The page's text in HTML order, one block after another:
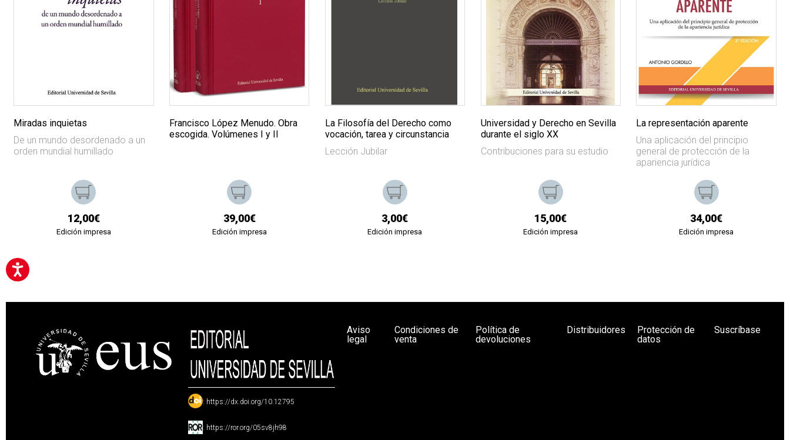
Miradas inquietas
De un mundo desordenado a un
orden mundial humillado
12,00€
Edición impresa
Francisco López Menudo. Obra
escogida. Volúmenes I y II
39,00€
Edición impresa
La Filosofía del Derecho como
vocación, tarea y circunstancia
Lección Jubilar
3,00€
Edición impresa
Universidad y Derecho en Sevilla
durante el siglo XX
Contribuciones para su estudio
15,00€
Edición impresa
La representación aparente
Una aplicación del principio
general de protección de la
apariencia jurídica
34,00€
Edición impresa
: https://dx.doi.org/10.12795
: https://ror.org/05sv8jh98
Aviso
legal
Condiciones de
venta
Política de
devoluciones
Distribuidores
Protección de
datos
Suscríbase